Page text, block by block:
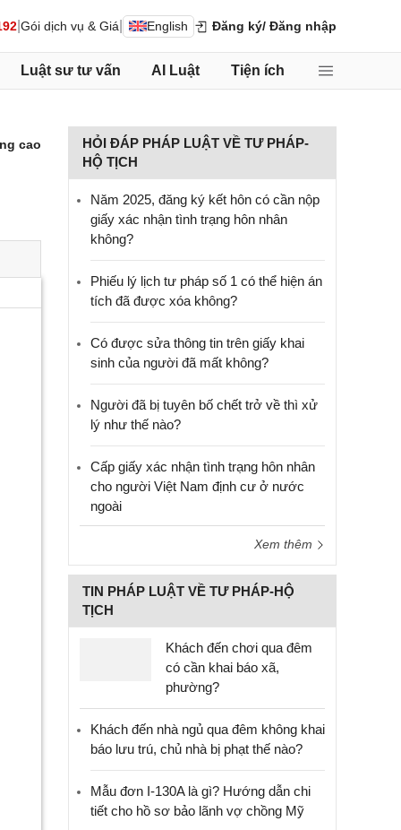
Gói dịch vụ & Giá English Đăng ký/ Đăng nhập
Luật sư tư vấn AI Luật Tiện ích
cao
HỎI ĐÁP PHÁP LUẬT VỀ TƯ PHÁP-
HỘ TỊCH
Năm 2025, đăng ký kết hôn có cần nộp
giấy xác nhận tình trạng hôn nhân
không?
Phiếu lý lịch tư pháp số 1 có thể hiện án
tích đã được xóa không?
Có được sửa thông tin trên giấy khai
sinh của người đã mất không?
Người đã bị tuyên bố chết trở về thì xử
lý như thế nào?
Cấp giấy xác nhận tình trạng hôn nhân
cho người Việt Nam định cư ở nước
ngoài
Xem thêm
TIN PHÁP LUẬT VỀ TƯ PHÁP-HỘ
TỊCH
Khách đến chơi qua đêm
có cần khai báo xã,
phường?
Khách đến nhà ngủ qua đêm không khai
báo lưu trú, chủ nhà bị phạt thế nào?
Mẫu đơn I-130A là gì? Hướng dẫn chi
tiết cho hồ sơ bảo lãnh vợ chồng Mỹ